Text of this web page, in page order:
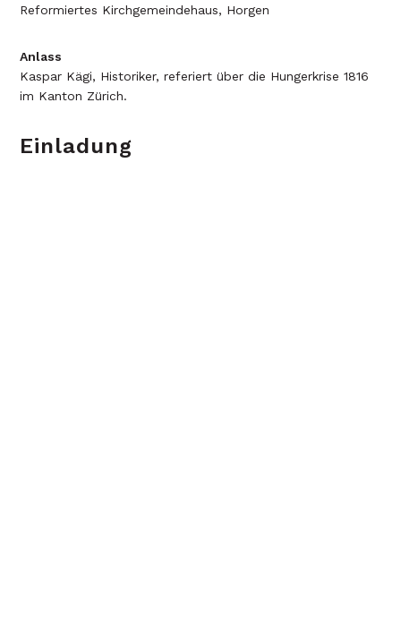
Reformiertes Kirchgemeindehaus, Horgen
Anlass
Kaspar Kägi, Historiker, referiert über die Hungerkrise 1816
im Kanton Zürich.
Einladung